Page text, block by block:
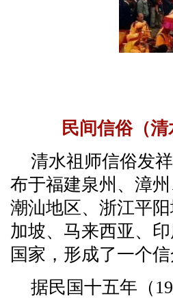
民间信俗（
清水祖师信俗发
布于福建泉州、漳
潮汕地区、浙江平
加坡、马来西亚、
国家，形成了一个
据民国十五年（